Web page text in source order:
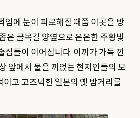
임에 눈이 피로해질 때쯤 이곳을 방
은 골목길 양옆으로 은은한 주황빛
집들이 이어집니다. 이끼가 가득 낀
앞에서 물을 끼얹는 현지인들의 모
이고 고즈넉한 일본의 옛 밤거리를